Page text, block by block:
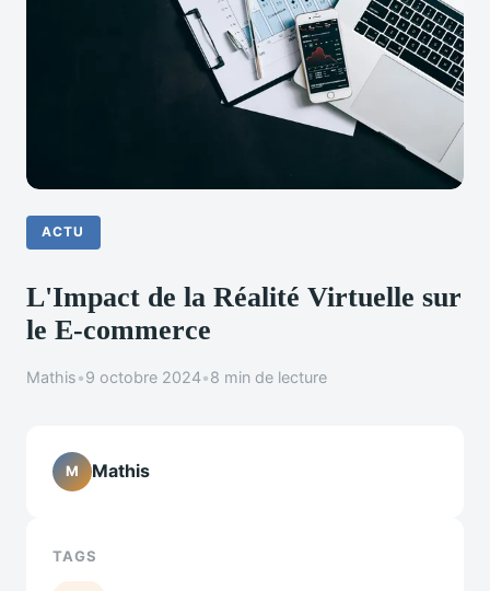
ACTU
L'Impact de la Réalité Virtuelle sur
le E-commerce
Mathis•9 octobre 2024•8 min de lecture
M Mathis
TAGS